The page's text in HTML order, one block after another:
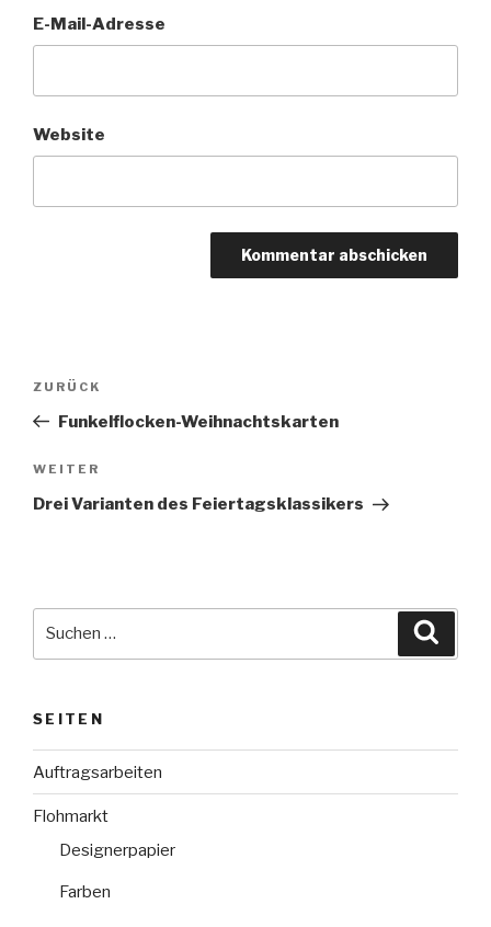
E-Mail-Adresse
Website
Beitragsnavigation
Vorheriger
Beitrag
ZURÜCK
Funkelflocken-Weihnachtskarten
Nächster
Beitrag
WEITER
Drei Varianten des Feiertagsklassikers
SEITEN
Auftragsarbeiten
Flohmarkt
Designerpapier
Farben